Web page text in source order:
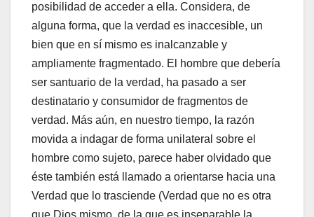
posibilidad de acceder a ella. Considera, de
alguna forma, que la verdad es inaccesible, un
bien que en sí mismo es inalcanzable y
ampliamente fragmentado. El hombre que debería
ser santuario de la verdad, ha pasado a ser
destinatario y consumidor de fragmentos de
verdad. Más aún, en nuestro tiempo, la razón
movida a indagar de forma unilateral sobre el
hombre como sujeto, parece haber olvidado que
éste también está llamado a orientarse hacia una
Verdad que lo trasciende (Verdad que no es otra